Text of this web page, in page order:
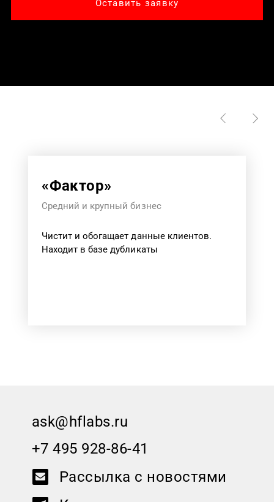
Оставить заявку
«Фактор»
Средний и крупный бизнес
Чистит и обогащает данные клиентов.
Находит в базе дубликаты
ask@hflabs.ru
+7 495 928-86-41
Рассылка с новостями